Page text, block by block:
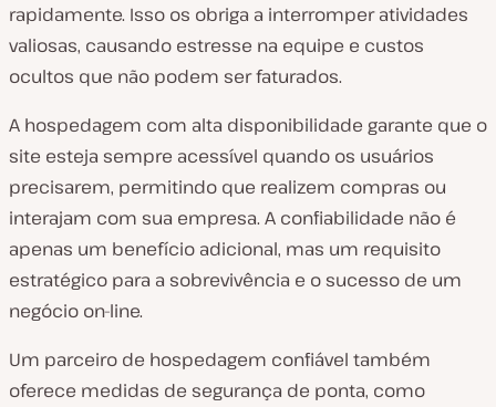
rapidamente. Isso os obriga a interromper atividades
valiosas, causando estresse na equipe e custos
ocultos que não podem ser faturados.
A hospedagem com alta disponibilidade garante que o
site esteja sempre acessível quando os usuários
precisarem, permitindo que realizem compras ou
interajam com sua empresa. A confiabilidade não é
apenas um benefício adicional, mas um requisito
estratégico para a sobrevivência e o sucesso de um
negócio on-line.
Um parceiro de hospedagem confiável também
oferece medidas de segurança de ponta, como